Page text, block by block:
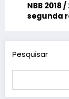
NBB 2018
segunda
Pesquisar